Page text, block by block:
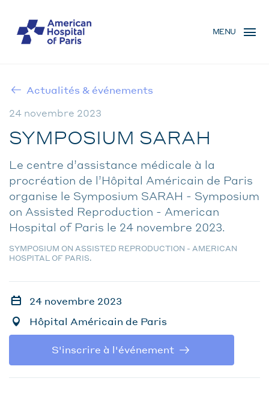
contenu
MENU
MOBILE
MENU
24 novembre 2023
FIL
D'ARIANE
Actualités & événements
SYMPOSIUM SARAH
Le centre d’assistance médicale à la
procréation de l’Hôpital Américain de Paris
organise le Symposium SARAH - Symposium
on Assisted Reproduction - American
Hospital of Paris le 24 novembre 2023.
SYMPOSIUM ON ASSISTED REPRODUCTION - AMERICAN
HOSPITAL OF PARIS.
24 novembre 2023
Hôpital Américain de Paris
S'inscrire à l'événement